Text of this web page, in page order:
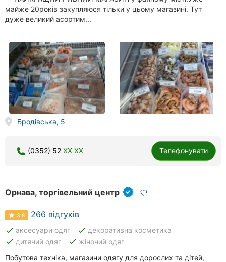
майже 20років закупляюся тільки у цьому магазині. Тут
дуже великий асортим...
Бродівська, 5
(0352) 52 XX XX Телефонувати
Орнава, торгівельний центр
3.8 266 відгуків
done аксесуари одяг done декоративна косметика
done дитячий одяг done жіночий одяг
Побутова техніка, магазини одягу для дорослих та дітей,